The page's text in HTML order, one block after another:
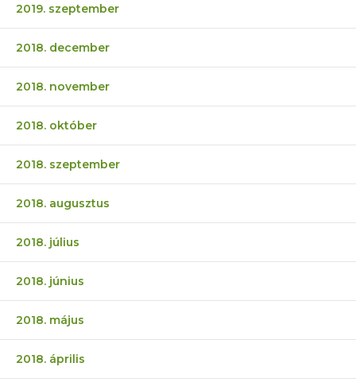
2019. szeptember
2018. december
2018. november
2018. október
2018. szeptember
2018. augusztus
2018. július
2018. június
2018. május
2018. április